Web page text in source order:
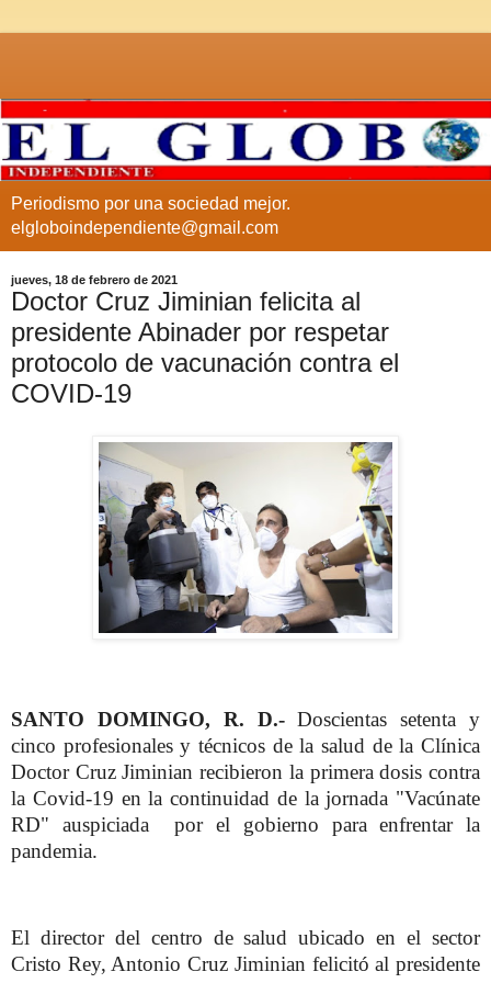
Periodismo por una sociedad mejor.
elgloboindependiente@gmail.com
jueves, 18 de febrero de 2021
Doctor Cruz Jiminian felicita al
presidente Abinader por respetar
protocolo de vacunación contra el
COVID-19
SANTO DOMINGO, R. D.-Doscientas setenta y
cinco profesionales y técnicos de la salud de la Clínica
Doctor Cruz Jiminian recibieron la primera dosis contra
la Covid-19 en la continuidad de la jornada "Vacúnate
RD" auspiciada por el gobierno para enfrentar la
pandemia.
El director del centro de salud ubicado en el sector
Cristo Rey, Antonio Cruz Jiminian felicitó al presidente